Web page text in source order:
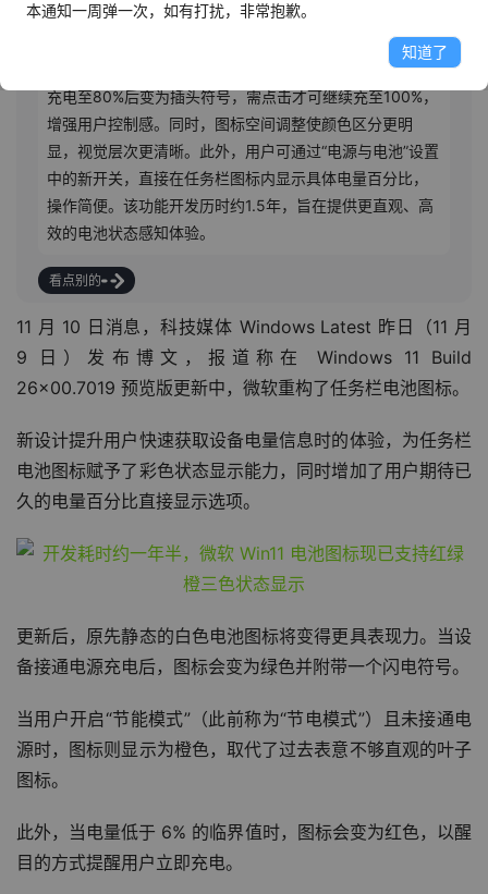
新设计引入彩色状态显示：充电时图标变绿并带闪电符
号，开启节能模式且未充电时转为橙色，电量低于6%则变
为红色以示警。图标还优化了“智能充电”功能的显示逻辑，
充电至80%后变为插头符号，需点击才可继续充至100%，
增强用户控制感。同时，图标空间调整使颜色区分更明
显，视觉层次更清晰。此外，用户可通过“电源与电池”设置
中的新开关，直接在任务栏图标内显示具体电量百分比，
操作简便。该功能开发历时约1.5年，旨在提供更直观、高
效的电池状态感知体验。
看点别的
11 月 10 日消息，科技媒体 Windows Latest 昨日（11 月
9 日）发布博文，报道称在 Windows 11 Build
26x00.7019 预览版更新中，微软重构了任务栏电池图标。
新设计提升用户快速获取设备电量信息时的体验，为任务栏
电池图标赋予了彩色状态显示能力，同时增加了用户期待已
久的电量百分比直接显示选项。
更新后，原先静态的白色电池图标将变得更具表现力。当设
备接通电源充电后，图标会变为绿色并附带一个闪电符号。
当用户开启“节能模式”（此前称为“节电模式”）且未接通电
源时，图标则显示为橙色，取代了过去表意不够直观的叶子
图标。
此外，当电量低于 6% 的临界值时，图标会变为红色，以醒
目的方式提醒用户立即充电。
本通知一周弹一次，如有打扰，非常抱歉。
知道了